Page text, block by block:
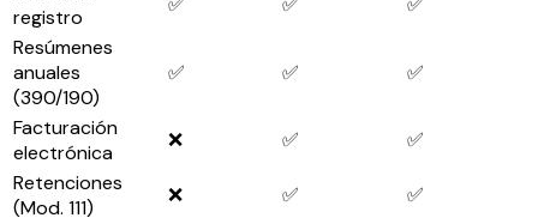
registro
Resúmenes
anuales
(390/190)
✅ ✅ ✅
Facturación
electrónica
❌ ✅
✅
Retenciones
(Mod. 111)
❌ ✅
✅